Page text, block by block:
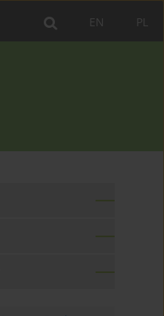
PL
EN